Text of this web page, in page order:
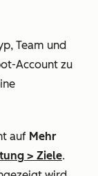
Team und
Account zu
auf Mehr
> Ziele.